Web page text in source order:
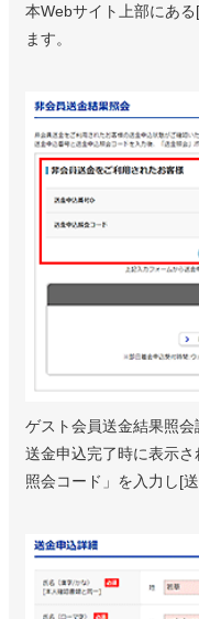
本Webサイト上部にある[
ます。
ゲスト会員送金結果照会
送金申込完了時に表示
照会コード」を入力し[